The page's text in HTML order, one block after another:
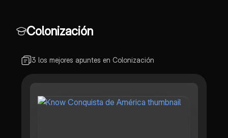
Colonización
3 los mejores apuntes en Colonización